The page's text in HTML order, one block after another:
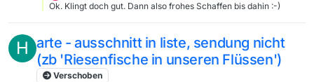
Ok. Klingt doch gut. Dann also frohes Schaffen bis dahin :-)
H arte - ausschnitt in liste, sendung nicht
(zb 'Riesenfische in unseren Flüssen')
Verschoben